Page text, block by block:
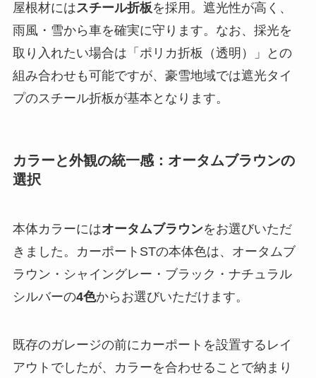
屋根材にはスチール折板を採用。遮光性が高く、
雨風・雪から車を確実に守ります。なお、採光を
取り入れたい場合は「ポリカ折板（透明）」との
組み合わせも可能ですが、豪雪地域では遮光タイ
プのスチール折板が基本となります。
カラーと外観の統一感：オータムブラウンの
選択
本体カラーにはオータムブラウンをお選びいただ
きました。カーポートSTの本体色は、オータムブ
ラウン・シャイングレー・ブラック・ナチュラル
シルバーの4色からお選びいただけます。
既存のガレージの前にカーポートを設置するレイ
アウトでしたが、カラーを合わせることで納まり